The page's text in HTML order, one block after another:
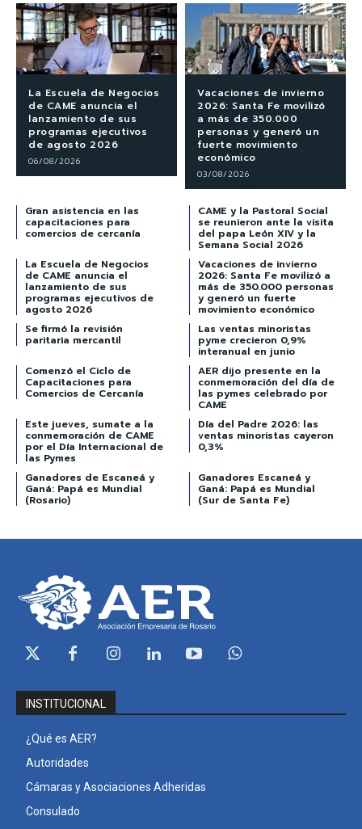
La Escuela de Negocios
de CAME anuncia el
lanzamiento de sus
programas ejecutivos
de agosto 2026
06/08/2026
Vacaciones de invierno
2026: Santa Fe movilizó
a más de 350.000
personas y generó un
fuerte movimiento
económico
03/08/2026
Gran asistencia en las
capacitaciones para
comercios de cercanía
CAME y la Pastoral Social
se reunieron ante la visita
del papa León XIV y la
Semana Social 2026
La Escuela de Negocios
de CAME anuncia el
lanzamiento de sus
programas ejecutivos de
agosto 2026
Vacaciones de invierno
2026: Santa Fe movilizó a
más de 350.000 personas
y generó un fuerte
movimiento económico
Se firmó la revisión
paritaria mercantil
Las ventas minoristas
pyme crecieron 0,9%
interanual en junio
Comenzó el Ciclo de
Capacitaciones para
Comercios de Cercanía
AER dijo presente en la
conmemoración del día de
las pymes celebrado por
CAME
Este jueves, sumate a la
conmemoración de CAME
por el Día Internacional de
las Pymes
Día del Padre 2026: las
ventas minoristas cayeron
0,3%
Ganadores de Escaneá y
Ganá: Papá es Mundial
(Rosario)
Ganadores Escaneá y
Ganá: Papá es Mundial
(Sur de Santa Fe)
INSTITUCIONAL
¿Qué es AER?
Autoridades
Cámaras y Asociaciones Adheridas
Consulado